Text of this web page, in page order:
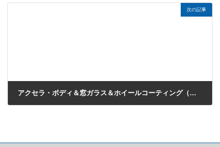
次の記事
アクセラ・ボディ＆窓ガラス＆ホイールコーティング（埼玉県川越市のO様）